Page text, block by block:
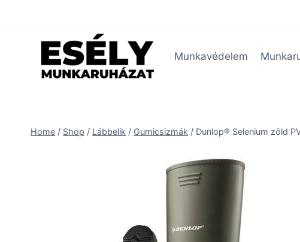
Munkavédelem
Home / Shop / Lábbelik / Gumicsizmák / Dunlop® Selenium zöld